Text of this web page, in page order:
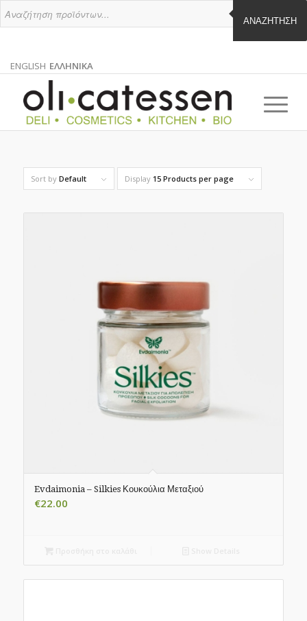
ΑΝΑΖΉΤΗΣΗ
ENGLISH
ΑΓΓΛΙΚΑ
ΕΛΛΗΝΙΚΑ
ΕΛΛΗΝΙΚΑ
EL
Sort by Default Display 15 Products per page
Evdaimonia – Silkies Κουκούλια Μεταξιού
€22.00